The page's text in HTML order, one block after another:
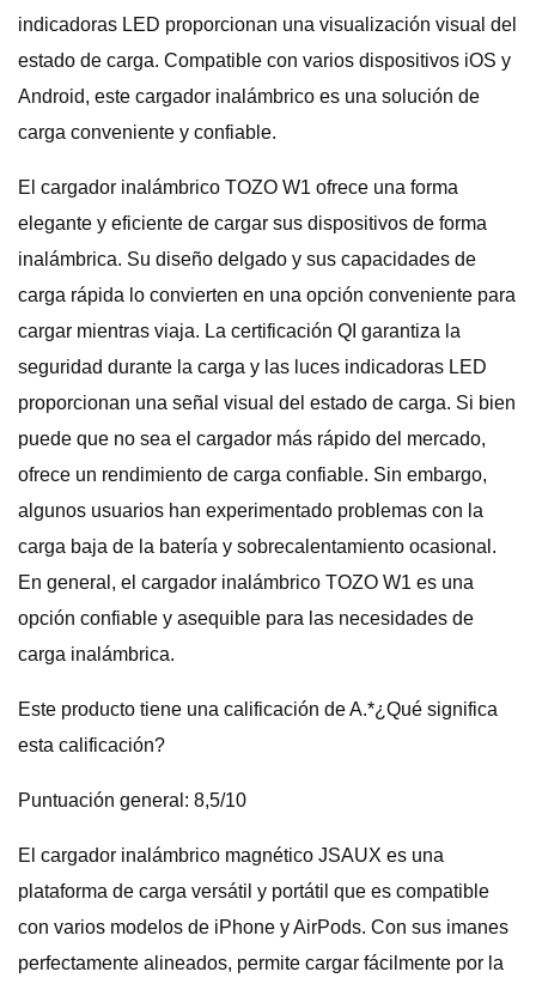
indicadoras LED proporcionan una visualización visual del
estado de carga. Compatible con varios dispositivos iOS y
Android, este cargador inalámbrico es una solución de
carga conveniente y confiable.
El cargador inalámbrico TOZO W1 ofrece una forma
elegante y eficiente de cargar sus dispositivos de forma
inalámbrica. Su diseño delgado y sus capacidades de
carga rápida lo convierten en una opción conveniente para
cargar mientras viaja. La certificación QI garantiza la
seguridad durante la carga y las luces indicadoras LED
proporcionan una señal visual del estado de carga. Si bien
puede que no sea el cargador más rápido del mercado,
ofrece un rendimiento de carga confiable. Sin embargo,
algunos usuarios han experimentado problemas con la
carga baja de la batería y sobrecalentamiento ocasional.
En general, el cargador inalámbrico TOZO W1 es una
opción confiable y asequible para las necesidades de
carga inalámbrica.
Este producto tiene una calificación de A.*¿Qué significa
esta calificación?
Puntuación general: 8,5/10
El cargador inalámbrico magnético JSAUX es una
plataforma de carga versátil y portátil que es compatible
con varios modelos de iPhone y AirPods. Con sus imanes
perfectamente alineados, permite cargar fácilmente por la